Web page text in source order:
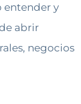
entender y
abrir
negocios